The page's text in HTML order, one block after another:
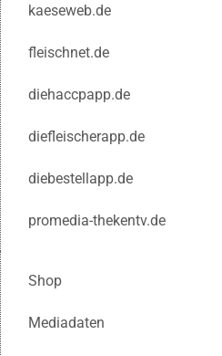
kaeseweb.de
fleischnet.de
diehaccpapp.de
diefleischerapp.de
diebestellapp.de
promedia-thekentv.de
Shop
Mediadaten